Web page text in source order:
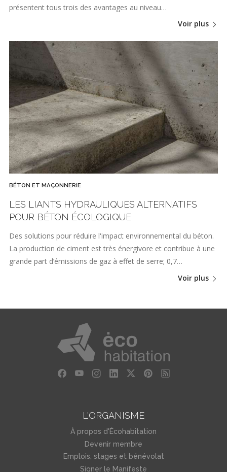
présentent tous trois des avantages au niveau…
Voir plus
BÉTON ET MAÇONNERIE
LES LIANTS HYDRAULIQUES ALTERNATIFS
POUR BÉTON ÉCOLOGIQUE
Des solutions pour réduire l'impact environnemental du béton.
La production de ciment est très énergivore et contribue à une
grande part d’émissions de gaz à effet de serre; 0,7…
Voir plus
L'ORGANISME
À propos d'Écohabitation
Devenir membre
Emplois, stages et bénévolat
Signer le Manifeste